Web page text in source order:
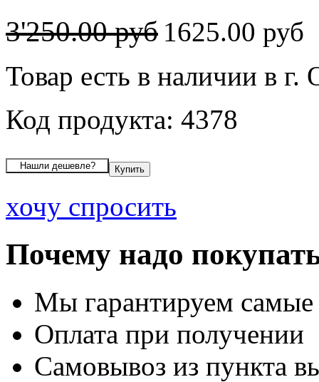
3'250.00 руб 1625.00 руб
Товар есть в наличии в г.
Код продукта: 4378
хочу спросить
Почему надо
Мы гарантируем
Оплата при получении
Самовывоз из пункта